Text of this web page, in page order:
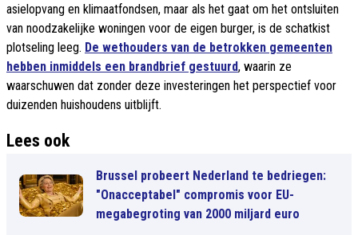
asielopvang en klimaatfondsen, maar als het gaat om het ontsluiten
van noodzakelijke woningen voor de eigen burger, is de schatkist
plotseling leeg. De wethouders van de betrokken gemeenten
hebben inmiddels een brandbrief gestuurd, waarin ze
waarschuwen dat zonder deze investeringen het perspectief voor
duizenden huishoudens uitblijft.
Lees ook
Brussel probeert Nederland te bedriegen:
"Onacceptabel" compromis voor EU-
megabegroting van 2000 miljard euro